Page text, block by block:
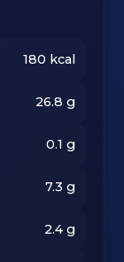
180 kcal
26.8 g
0.1 g
7.3 g
2.4g